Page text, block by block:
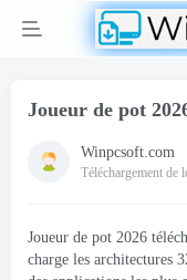
Joueur de pot
Winpcsoft.com
Téléchargement de
Joueur de pot 2026
charge les architectures